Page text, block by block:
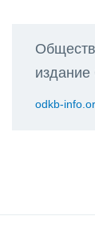
odkb-